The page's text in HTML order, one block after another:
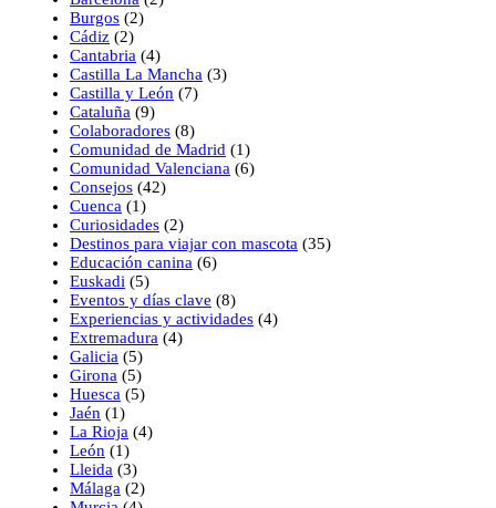
Burgos (2)
Cádiz (2)
Cantabria (4)
Castilla La Mancha (3)
Castilla y León (7)
Cataluña (9)
Colaboradores (8)
Comunidad de Madrid (1)
Comunidad Valenciana (6)
Consejos (42)
Cuenca (1)
Curiosidades (2)
Destinos para viajar con mascota (35)
Educación canina (6)
Euskadi (5)
Eventos y días clave (8)
Experiencias y actividades (4)
Extremadura (4)
Galicia (5)
Girona (5)
Huesca (5)
Jaén (1)
La Rioja (4)
León (1)
Lleida (3)
Málaga (2)